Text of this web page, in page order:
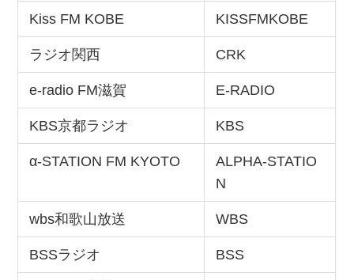
Kiss FM KOBE KISSFMKOBE
ラジオ関西 CRK
e-radio FM滋賀 E-RADIO
KBS京都ラジオ KBS
α-STATION FM KYOTO
ALPHA-STATIO
N
wbs和歌山放送 WBS
BSSラジオ BSS